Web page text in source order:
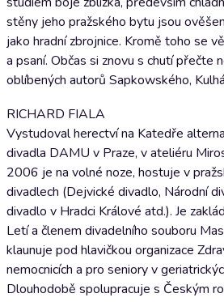
stěny jeho pražského bytu jsou
jako hradní zbrojnice. Kromě toho se
a psaní. Občas si znovu s chutí přečte
oblíbených autorů Sapkowského,
RICHARD FIALA
Vystudoval herectví na Katedře
divadla DAMU v Praze, v ateliéru
2006 je na volné noze, hostuje v
divadlech (Dejvické divadlo, Národní
divadlo v Hradci Králové atd.). Je
Letí a členem divadelního souboru
klaunuje pod hlavičkou organizace
nemocnicích a pro seniory v
Dlouhodobě spolupracuje s Českým